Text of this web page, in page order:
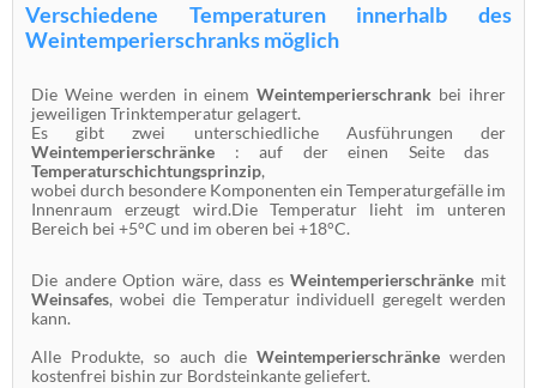
Verschiedene Temperaturen innerhalb des
Weintemperierschranks möglich
Die Weine werden in einemWeintemperierschrank bei ihrer
jeweiligen Trinktemperatur gelagert.
Es gibt zwei unterschiedliche Ausführungen der
Weintemperierschränke : auf der einen Seite das
Temperaturschichtungsprinzip,
wobei durch besondere Komponenten ein Temperaturgefälle im
Innenraum erzeugt wird.Die Temperatur lieht im unteren
Bereich bei +5°C und im oberen bei +18°C.
Die andere Option wäre, dass esWeintemperierschränke mit
Weinsafes, wobei die Temperatur individuell geregelt werden
kann.
Alle Produkte, so auch dieWeintemperierschränke werden
kostenfrei bishin zur Bordsteinkante geliefert.